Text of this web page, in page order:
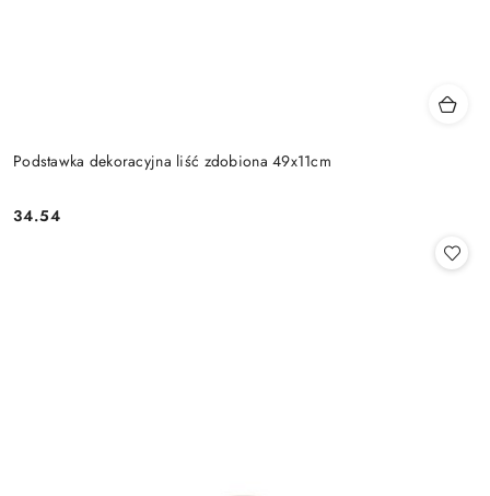
Podstawka dekoracyjna liść zdobiona 49x11cm
Cena:
34.54